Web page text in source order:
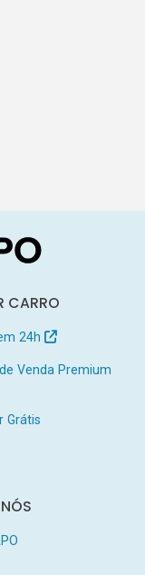
CARRO
24h
Venda Premium
Grátis